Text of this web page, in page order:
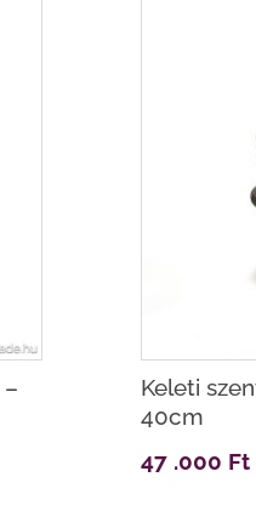
Keleti
40cm
47 .000 Ft